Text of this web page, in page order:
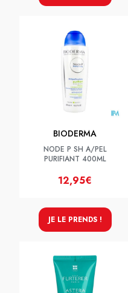
BIODERMA
NODE P SH A/PEL
PURIFIANT 400ML
12,95€
JE LE PRENDS !